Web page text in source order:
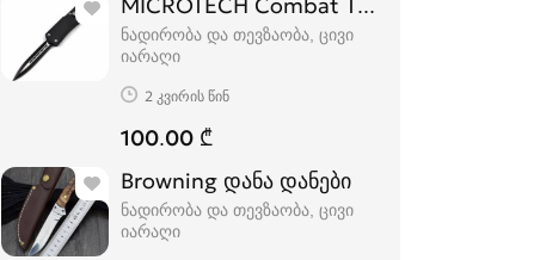
ნადირობა და თევზაობა, ცივი
იარაღი
2 კვირის წინ
100.00 ₾
Browning დანა დანები
ნადირობა და თევზაობა, ცივი
იარაღი